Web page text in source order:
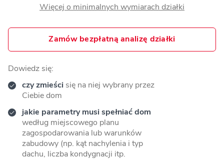
Więcej o minimalnych wymiarach działki
Zamów bezpłatną analizę działki
Dowiedz się:
czy zmieści się na niej wybrany przez
Ciebie dom
jakie parametry musi spełniać dom
według miejscowego planu
zagospodarowania lub warunków
zabudowy (np. kąt nachylenia i typ
dachu, liczba kondygnacji itp.